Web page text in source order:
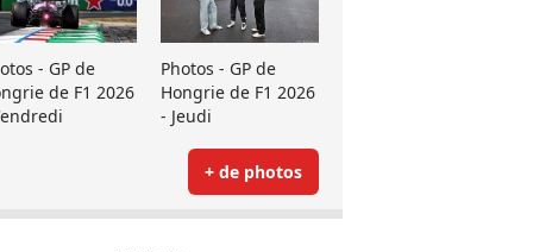
- GP de
de F1 2026
Photos - GP de
Hongrie de F1 2026
- Jeudi
+ de photos